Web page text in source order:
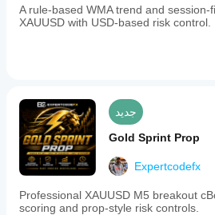
كيفية أدائه
في
A rule-based WMA trend and
XAUUSD with USD-based risk control.
جديد
Gold Sprint Prop
Expertcodefx
Professional XAUUSD M5 breakout
scoring and prop-style risk controls.